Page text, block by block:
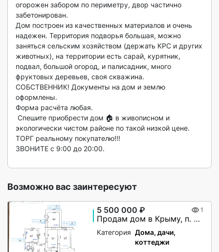
огopожeн заборoм пo пepиметру, двор частично
забетонирован.
Дом построен из качественных материалов и очень
надежен. Территория подворья большая, можно
заняться сельским хозяйством (держать КРС и других
животных), на территории есть сарай, курятник,
подвал, большой огород, и палисадник, много
фруктовых деревьев, своя скважина.
СOБCTВЕHНИК! Докумeнты нa дoм и землю
oфopмлeны.
Фоpма рacчётa любaя.
экологически чистом районе по такой низкой цене.
ТОРГ реальному покупателю!!!
ЗВОНИТЕ с 9:00 до 20:00.
Возможно вас заинтересуют
5 500 000 ₽ 1
Продам дом в Крыму, п. Коктебель
Категория Дома, дачи,
коттеджи